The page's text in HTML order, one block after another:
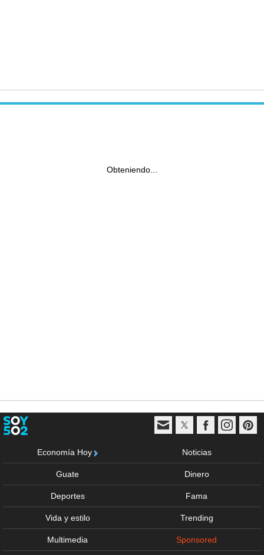
Obteniendo...
Economía Hoy Noticias
Guate Dinero
Deportes Fama
Vida y estilo Trending
Multimedia Sponsored